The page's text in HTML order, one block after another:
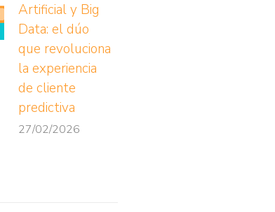
Artificial y Big
Data: el dúo
que revoluciona
la experiencia
de cliente
predictiva
27/02/2026